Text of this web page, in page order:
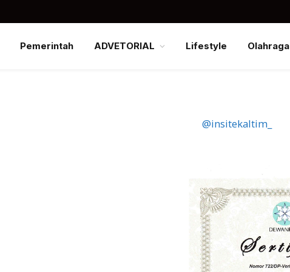
Pemerintah ADVETORIAL Lifestyle Olahraga
@insitekaltim_